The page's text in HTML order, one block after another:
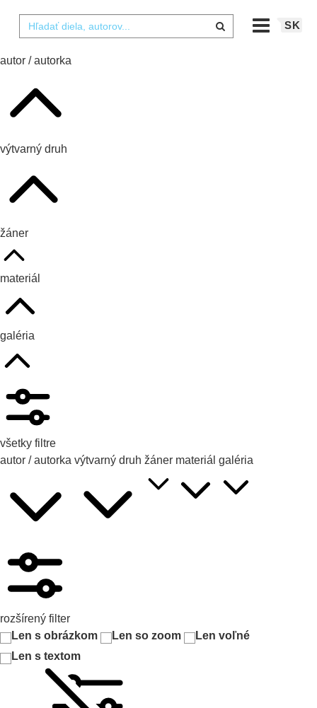
SK
autor / autorka
výtvarný druh
žáner
materiál
galéria
všetky filtre
autor / autorka výtvarný druh žáner materiál galéria
rozšírený filter
Len s obrázkom
Len so zoom
Len voľné
Len s textom